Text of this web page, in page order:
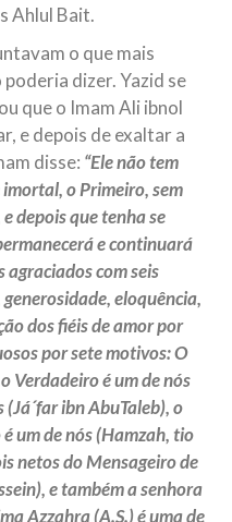
Ahlul Bait.
o que mais
dizer. Yazid se
que o Imam Ali ibnol
e depois de exaltar a
disse: “Ele não tem
imortal, o Primeiro, sem
depois que tenha se
e continuará
com seis
eloquência,
dos fiéis de amor por
por sete motivos: O
Verdadeiro é um de nós
(Já´far ibn AbuTaleb), o
um de nós (Hamzah, tio
netos do Mensageiro de
e também a senhora
Azzahra (A.S.) é uma de